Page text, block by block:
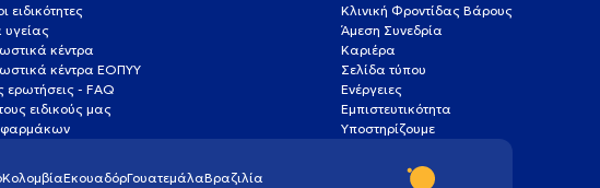
ειδικότητες
κέντρα
κέντρα ΕΟΠΥΥ
ερωτήσεις - FAQ
ειδικούς μας
φαρμάκων
Κλινική Φροντίδας Βάρους
Άμεση Συνεδρία
Καριέρα
Σελίδα τύπου
Ενέργειες
Εμπιστευτικότητα
Υποστηρίζουμε
ΚολομβίαΕκουαδόρΓουατεμάλαΒραζιλία